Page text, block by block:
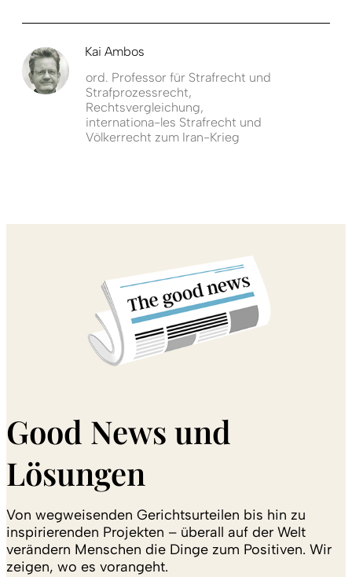
Kai Ambos
ord. Professor für Strafrecht und
Strafprozessrecht,
Rechtsvergleichung,
internationa-les Strafrecht und
Völkerrecht zum Iran-Krieg
Good News und
Lösungen
Von wegweisenden Gerichtsurteilen bis hin zu
inspirierenden Projekten – überall auf der Welt
verändern Menschen die Dinge zum Positiven. Wir
zeigen, wo es vorangeht.